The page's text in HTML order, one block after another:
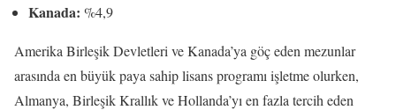
Kanada: %4,9
Amerika Birleşik Devletleri ve Kanada’ya göç eden mezunlar
arasında en büyük paya sahip lisans programı işletme olurken,
Almanya, Birleşik Krallık ve Hollanda’yı en fazla tercih eden